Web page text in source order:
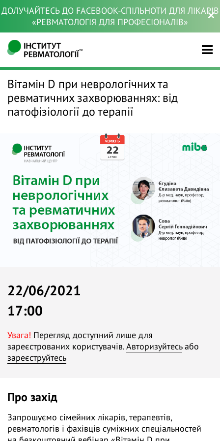
ДОЛУЧАЙТЕСЬ ДО FACEBOOK-СПІЛЬНОТИ ДЛЯ ЛІКАРІВ
«РЕВМАТОЛОГІЯ ДЛЯ ПРОФЕСІОНАЛІВ»
Вітамін D при неврологічних та
ревматичних захворюваннях: від
патофізіології до терапії
22/06/2021
17:00
Увага! Перегляд доступний лише для
зареєстрованих користувачів.Авторизуйтесьабо
зареєструйтесь
Про захід
Запрошуємо сімейних лікарів, терапевтів,
ревматологів і фахівців суміжних спеціальностей